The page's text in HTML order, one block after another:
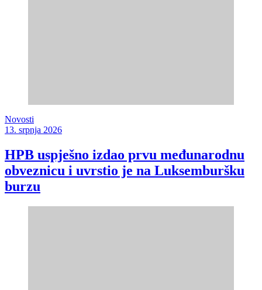
Novosti
13. srpnja 2026
HPB uspješno izdao prvu međunarodnu
obveznicu i uvrstio je na Luksemburšku
burzu